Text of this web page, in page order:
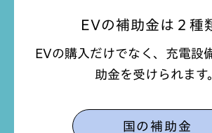
EVの補助金は２種
EVの購入だけでなく、充電設
助金を受けられます
国の補助金